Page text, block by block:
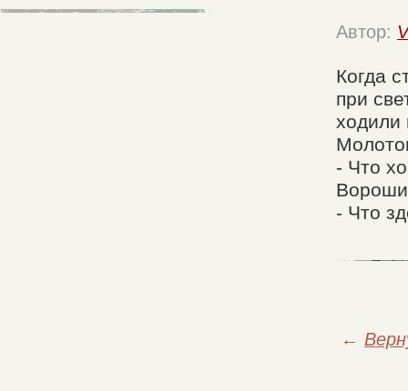
Автор:
Когда
при
ходили
- Что
- Что
←